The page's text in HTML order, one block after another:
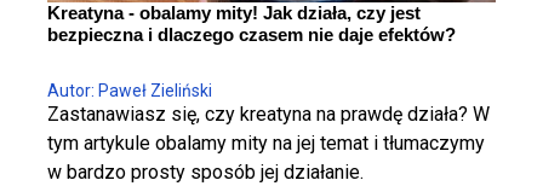
Kreatyna - obalamy mity! Jak działa, czy jest
bezpieczna i dlaczego czasem nie daje efektów?
Autor: Paweł Zieliński
Zastanawiasz się, czy kreatyna na prawdę działa? W
tym artykule obalamy mity na jej temat i tłumaczymy
w bardzo prosty sposób jej działanie.